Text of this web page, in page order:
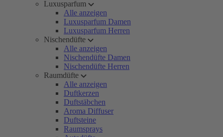
Luxusparfum
Alle anzeigen
Luxusparfum Damen
Luxusparfum Herren
Nischendüfte
Alle anzeigen
Nischendüfte Damen
Nischendüfte Herren
Raumdüfte
Alle anzeigen
Duftkerzen
Duftstäbchen
Aroma Diffuser
Duftsteine
Raumsprays